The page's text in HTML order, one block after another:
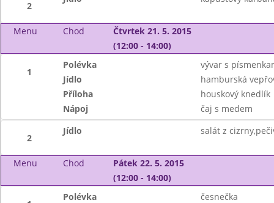
2
Menu Chod
Čtvrtek 21. 5. 2015
(12:00 - 14:00)
1
Polévka
vývar s
Jídlo
hamburská
Příloha
houskový knedlík
Nápoj
čaj s medem
2
Jídlo salát z
Menu Chod
Pátek 22. 5. 2015
(12:00 - 14:00)
Polévka
česnečka